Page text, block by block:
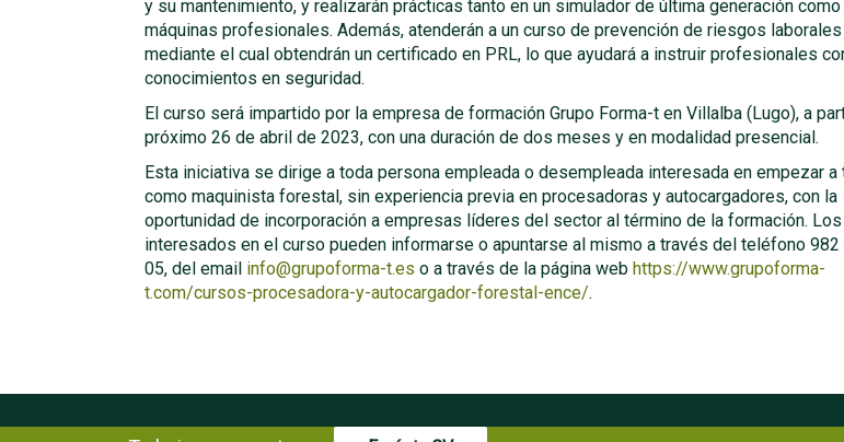
y su mantenimiento, y realizarán prácticas tanto en un simulador de última generación como
máquinas profesionales. Además, atenderán a un curso de prevención de riesgos laborales
mediante el cual obtendrán un certificado en PRL, lo que ayudará a instruir profesionales
conocimientos en seguridad.
El curso será impartido por la empresa de formación Grupo Forma-t en Villalba (Lugo), a
próximo 26 de abril de 2023, con una duración de dos meses y en modalidad presencial.
Esta iniciativa se dirige a toda persona empleada o desempleada interesada en empezar a
como maquinista forestal, sin experiencia previa en procesadoras y autocargadores, con la
oportunidad de incorporación a empresas líderes del sector al término de la formación. Los
interesados en el curso pueden informarse o apuntarse al mismo a través del teléfono 982
05, del email info@grupoforma-t.es o a través de la página web https://www.grupoforma-
t.com/cursos-procesadora-y-autocargador-forestal-ence/.